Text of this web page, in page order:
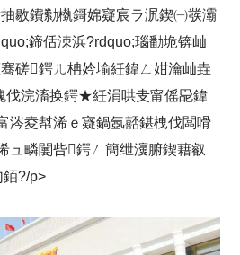
敭鐨勬槸鎶婂寲宸ラ泦鍥㈠彂灞
鍗佸洓浜?rdquo;瑙勫垝锛屾
磋鍔ㄦ柟妗堬紝鍏ㄥ姏瀹屾垚
伐浣滀换鍔★紝涓哄叏甯傜巼鍏
涔夌幇浠ｅ寲鍋氬嚭鍖栧伐闆嗗
ュ疄闄呰鍔ㄥ簡绁濅腑鍥藉叡
銆?/p>